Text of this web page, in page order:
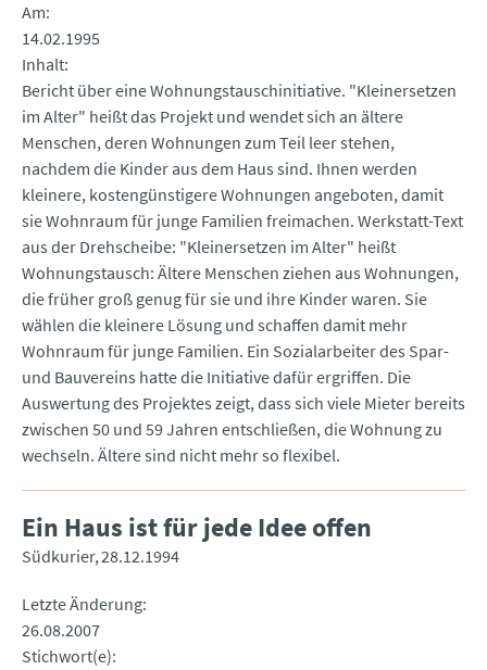
Am
14.02.1995
Inhalt
Bericht über eine Wohnungstauschinitiative. "Kleinersetzen
im Alter" heißt das Projekt und wendet sich an ältere
Menschen, deren Wohnungen zum Teil leer stehen,
nachdem die Kinder aus dem Haus sind. Ihnen werden
kleinere, kostengünstigere Wohnungen angeboten, damit
sie Wohnraum für junge Familien freimachen. Werkstatt-Text
aus der Drehscheibe: "Kleinersetzen im Alter" heißt
Wohnungstausch: Ältere Menschen ziehen aus Wohnungen,
die früher groß genug für sie und ihre Kinder waren. Sie
wählen die kleinere Lösung und schaffen damit mehr
Wohnraum für junge Familien. Ein Sozialarbeiter des Spar-
und Bauvereins hatte die Initiative dafür ergriffen. Die
Auswertung des Projektes zeigt, dass sich viele Mieter bereits
zwischen 50 und 59 Jahren entschließen, die Wohnung zu
wechseln. Ältere sind nicht mehr so flexibel.
Ein Haus ist für jede Idee offen
Südkurier 28.12.1994
Letzte Änderung
26.08.2007
Stichwort(e)